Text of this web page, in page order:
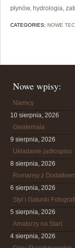
płynów, hydrologia,
CATEGORIES: NOWE
Nowe wpisy:
Niemcy
10 sierpnia, 2026
Gwatemala
9 sierpnia, 2026
Układanie jadłospisu
8 sierpnia, 2026
Romansy z Dodatkiem
6 sierpnia, 2026
Styl i Gatunki
5 sierpnia, 2026
Amatorzy na Start
4 sierpnia, 2026